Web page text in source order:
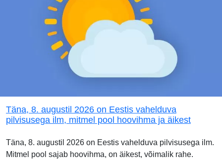
Täna, 8. augustil 2026 on Eestis vahelduva
pilvisusega ilm, mitmel pool hoovihma ja äikest
Täna, 8. augustil 2026 on Eestis vahelduva pilvisusega ilm.
Mitmel pool sajab hoovihma, on äikest, võimalik rahe.